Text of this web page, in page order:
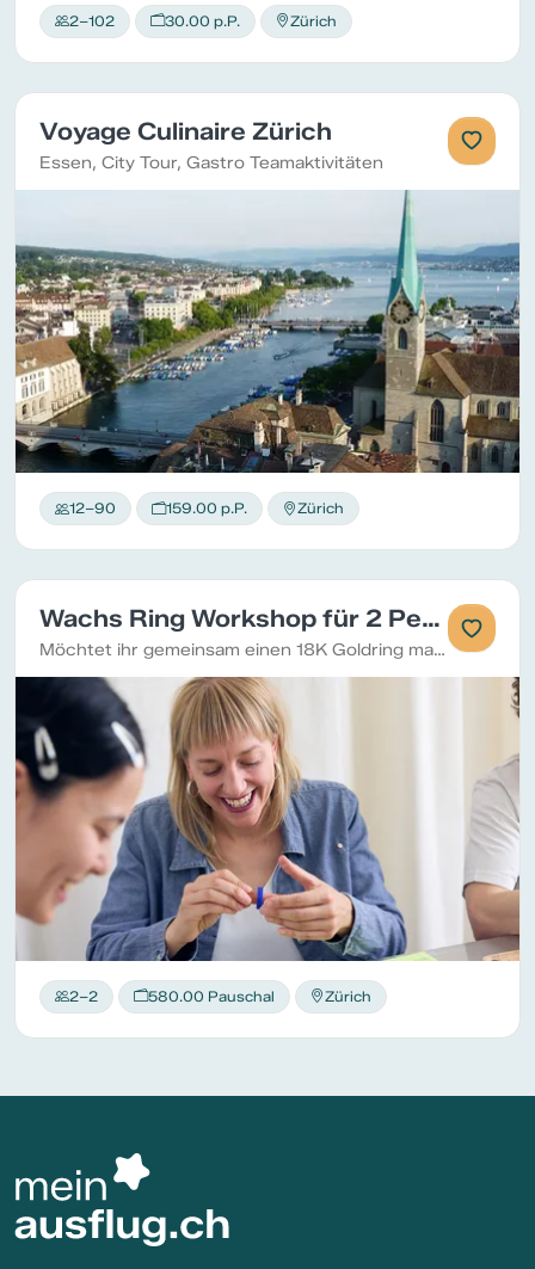
2–102 30.00 p.P. Zürich
Voyage Culinaire Zürich
Essen, City Tour, Gastro Teamaktivitäten
12–90 159.00 p.P. Zürich
Wachs Ring Workshop für 2 Personen (privat)
Möchtet ihr gemeinsam einen 18K Goldring machen? Sei es für die Verlobung, für die Hochzeit oder für einen langhaltenden Ring!
2–2 580.00 Pauschal Zürich